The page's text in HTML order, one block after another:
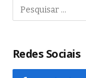
Redes Sociais